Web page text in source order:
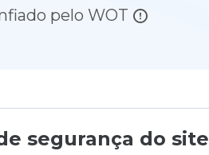
pelo WOT
segurança do site